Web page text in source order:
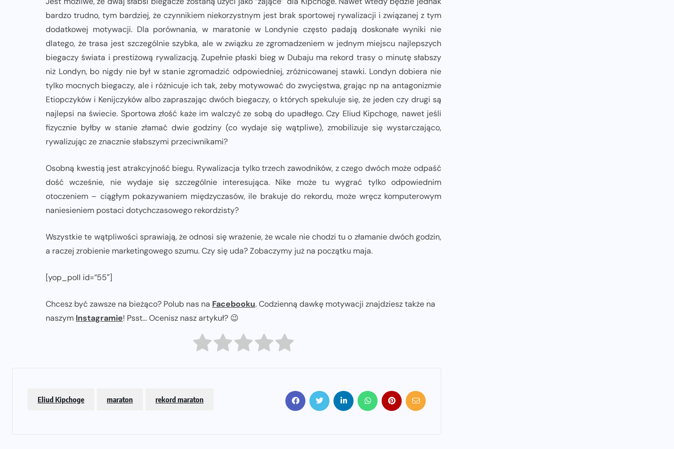
bardzo trudno, tym bardziej, że czynnikiem niekorzystnym jest brak sportowej rywalizacji i związanej z tym
dodatkowej motywacji. Dla porównania, w maratonie w Londynie często padają doskonałe wyniki nie
dlatego, że trasa jest szczególnie szybka, ale w związku ze zgromadzeniem w jednym miejscu najlepszych
biegaczy świata i prestiżową rywalizacją. Zupełnie płaski bieg w Dubaju ma rekord trasy o minutę słabszy
niż Londyn, bo nigdy nie był w stanie zgromadzić odpowiedniej, zróżnicowanej stawki. Londyn dobiera nie
tylko mocnych biegaczy, ale i różnicuje ich tak, żeby motywować do zwycięstwa, grając np na antagonizmie
Etiopczyków i Kenijczyków albo zapraszając dwóch biegaczy, o których spekuluje się, że jeden czy drugi są
najlepsi na świecie. Sportowa złość każe im walczyć ze sobą do upadłego. Czy Eliud Kipchoge, nawet jeśli
fizycznie byłby w stanie złamać dwie godziny (co wydaje się wątpliwe), zmobilizuje się wystarczająco,
rywalizując ze znacznie słabszymi przeciwnikami?
Osobną kwestią jest atrakcyjność biegu. Rywalizacja tylko trzech zawodników, z czego dwóch może odpaść
dość wcześnie, nie wydaje się szczególnie interesująca. Nike może tu wygrać tylko odpowiednim
otoczeniem – ciągłym pokazywaniem międzyczasów, ile brakuje do rekordu, może wręcz komputerowym
naniesieniem postaci dotychczasowego rekordzisty?
Wszystkie te wątpliwości sprawiają, że odnosi się wrażenie, że wcale nie chodzi tu o złamanie dwóch godzin,
a raczej zrobienie marketingowego szumu. Czy się uda? Zobaczymy już na początku maja.
[yop_poll id=”55″]
Chcesz być zawsze na bieżąco? Polub nas na Facebooku. Codzienną dawkę motywacji znajdziesz także na
naszym Instagramie! Psst... Ocenisz nasz artykuł? 😉
Eliud Kipchoge maraton rekord maraton